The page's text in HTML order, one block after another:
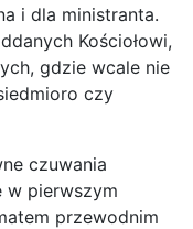
i dla ministranta.
Kościołowi,
gdzie wcale nie
czy
czuwania
w pierwszym
przewodnim